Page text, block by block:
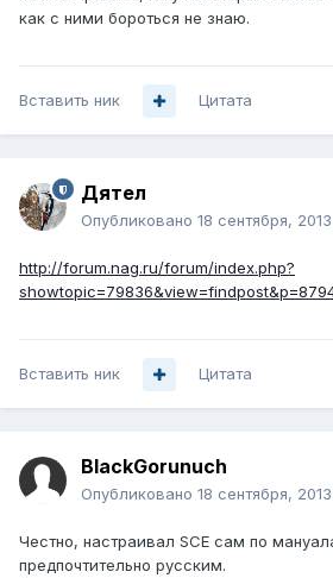
как с ними бороться не знаю.
Вставить ник Цитата
Дятел
Опубликовано 18 сентября, 2013
http://forum.nag.ru/forum/index.php?
Вставить ник Цитата
BlackGorunuch
Опубликовано 18 сентября, 2013
Честно, настраивал SCE сам по
предпочтительно русским.